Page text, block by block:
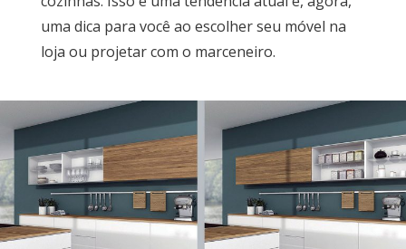
uma dica para você ao escolher seu móvel na
loja ou projetar com o marceneiro.